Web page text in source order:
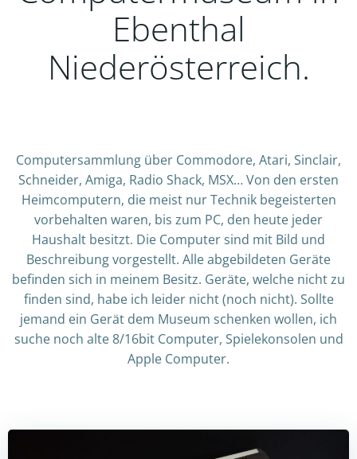
Ebenthal
Niederösterreich.
Computersammlung über Commodore, Atari, Sinclair,
Schneider, Amiga, Radio Shack, MSX… Von den ersten
Heimcomputern, die meist nur Technik begeisterten
vorbehalten waren, bis zum PC, den heute jeder
Haushalt besitzt. Die Computer sind mit Bild und
Beschreibung vorgestellt. Alle abgebildeten Geräte
befinden sich in meinem Besitz. Geräte, welche nicht zu
finden sind, habe ich leider nicht (noch nicht). Sollte
jemand ein Gerät dem Museum schenken wollen, ich
suche noch alte 8/16bit Computer, Spielekonsolen und
Apple Computer.